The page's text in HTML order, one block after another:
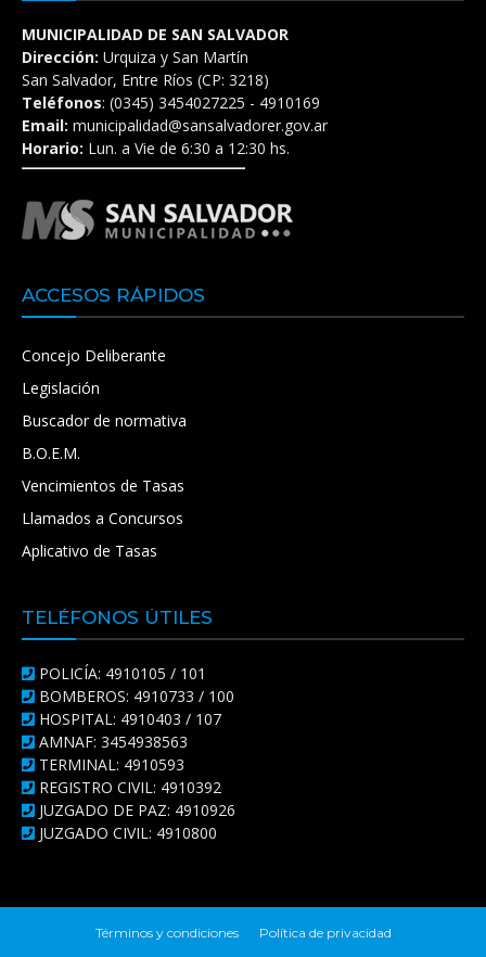
MUNICIPALIDAD DE SAN SALVADOR
Dirección: Urquiza y San Martín
San Salvador, Entre Ríos (CP: 3218)
Teléfonos: (0345) 3454027225 - 4910169
Email: municipalidad@sansalvadorer.gov.ar
Horario: Lun. a Vie de 6:30 a 12:30 hs.
ACCESOS RÁPIDOS
Concejo Deliberante
Legislación
Buscador de normativa
B.O.E.M.
Vencimientos de Tasas
Llamados a Concursos
Aplicativo de Tasas
TELÉFONOS ÚTILES
POLICÍA: 4910105 / 101
BOMBEROS: 4910733 / 100
HOSPITAL: 4910403 / 107
AMNAF: 3454938563
TERMINAL: 4910593
REGISTRO CIVIL: 4910392
JUZGADO DE PAZ: 4910926
JUZGADO CIVIL: 4910800
Términos y condiciones Política de privacidad